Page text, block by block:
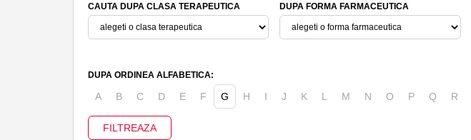
CAUTA DUPA CLASA TERAPEUTICA DUPA FORMA FARMACEUTICA
DUPA ORDINEA ALFABETICA:
A B C D E F G H I J K L M N O P Q R